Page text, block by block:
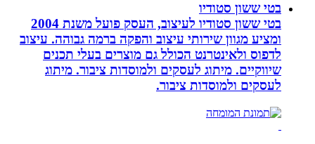
בטי ששון סטודיו
בטי ששון סטודיו לעיצוב, העסק פועל משנת 2004
ומציע מגוון שירותי עיצוב והפקה ברמה גבוהה. עיצוב
לדפוס ולאינטרנט הכולל גם מוצרים בעלי תכנים
שיווקיים. מיתוג לעסקים ולמוסדות ציבור. מיתוג
לעסקים ולמוסדות ציבור.